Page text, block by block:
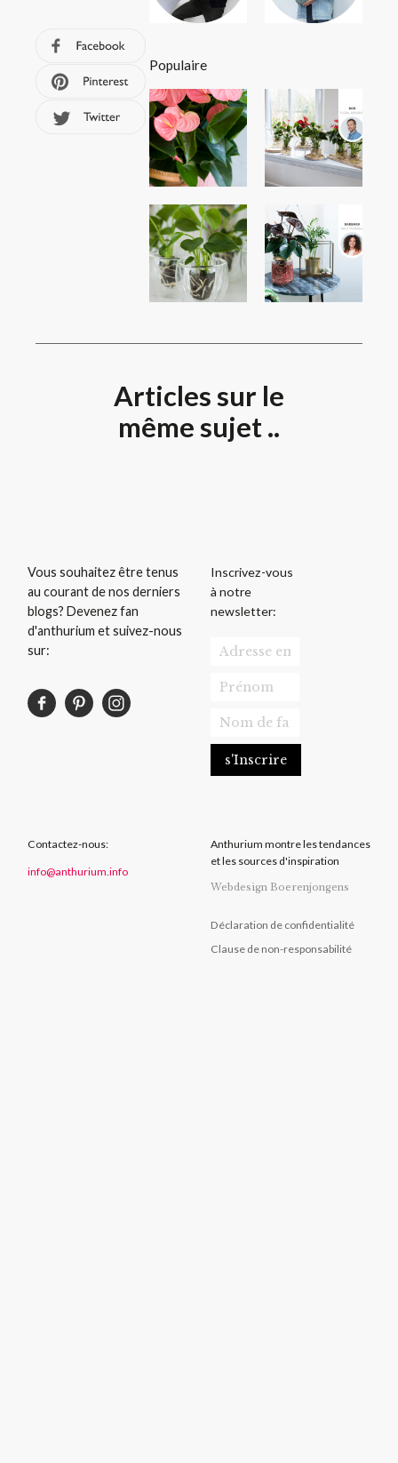
Populaire
Articles sur le
même sujet ..
Vous souhaitez être tenus
au courant de nos derniers
blogs? Devenez fan
d'anthurium et suivez-nous
sur:
Inscrivez-vous
à notre
newsletter:
Contactez-nous:
info@anthurium.info
Anthurium montre les tendances
et les sources d'inspiration
Webdesign Boerenjongens
Déclaration de confidentialité
Clause de non-responsabilité